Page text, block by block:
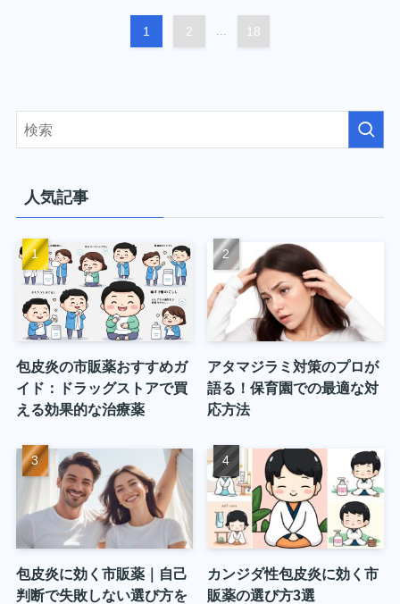
1 2 ... 18
人気記事
包皮炎の市販薬おすすめガ
イド：ドラッグストアで買
える効果的な治療薬
アタマジラミ対策のプロが
語る！保育園での最適な対
応方法
包皮炎に効く市販薬｜自己
判断で失敗しない選び方を
カンジダ性包皮炎に効く市
販薬の選び方3選